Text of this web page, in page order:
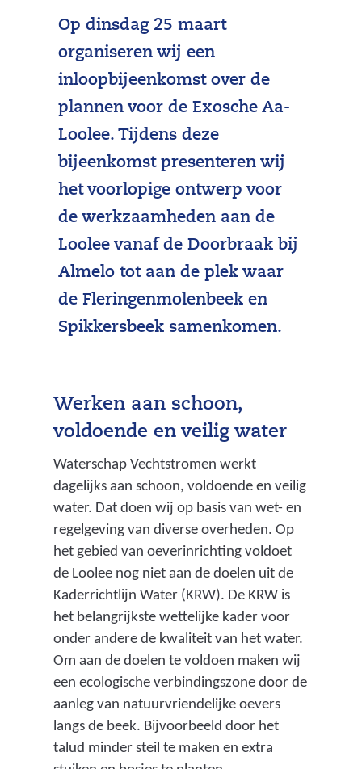
Op dinsdag 25 maart
organiseren wij een
inloopbijeenkomst over de
plannen voor de Exosche Aa-
Loolee. Tijdens deze
bijeenkomst presenteren wij
het voorlopige ontwerp voor
de werkzaamheden aan de
Loolee vanaf de Doorbraak bij
Almelo tot aan de plek waar
de Fleringenmolenbeek en
Spikkersbeek samenkomen.
Werken aan schoon,
voldoende en veilig water
Waterschap Vechtstromen werkt
dagelijks aan schoon, voldoende en veilig
water. Dat doen wij op basis van wet- en
regelgeving van diverse overheden. Op
het gebied van oeverinrichting voldoet
de Loolee nog niet aan de doelen uit de
Kaderrichtlijn Water (KRW). De KRW is
het belangrijkste wettelijke kader voor
onder andere de kwaliteit van het water.
Om aan de doelen te voldoen maken wij
een ecologische verbindingszone door de
aanleg van natuurvriendelijke oevers
langs de beek. Bijvoorbeeld door het
talud minder steil te maken en extra